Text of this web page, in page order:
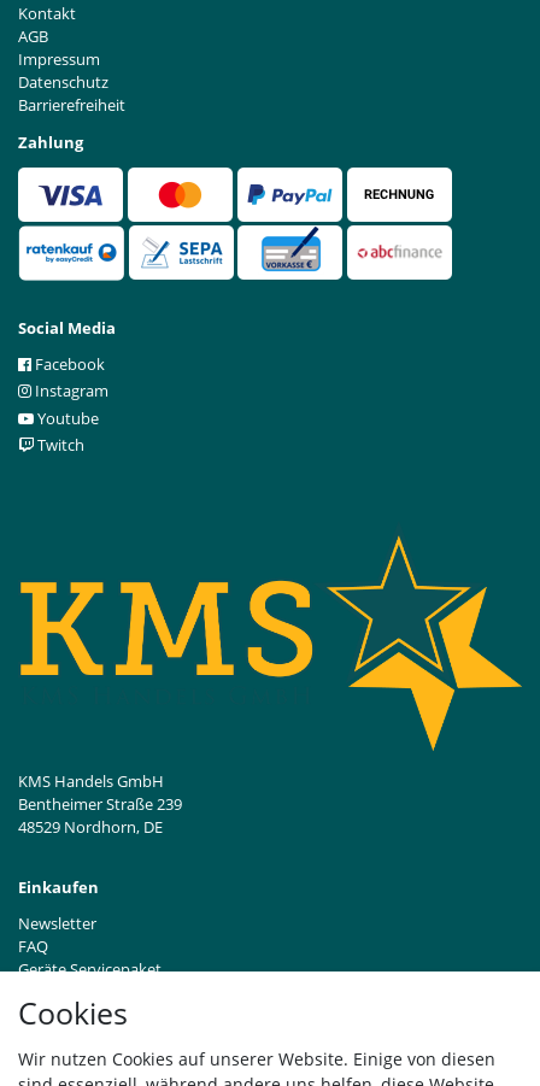
Cookies
Wir nutzen Cookies auf unserer Website. Einige von diesen
Kontakt
AGB
Impressum
Datenschutz
Barrierefreiheit
Zahlung
Social Media
Facebook
Instagram
Youtube
Twitch
KMS Handels GmbH
Bentheimer Straße 239
48529 Nordhorn, DE
Einkaufen
Newsletter
FAQ
Geräte Servicepaket
Händleranfragen B2B
Widerrufsrecht